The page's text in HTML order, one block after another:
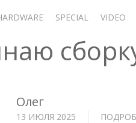
SPECIAL VIDEO
Олег
13 ИЮЛЯ 2025